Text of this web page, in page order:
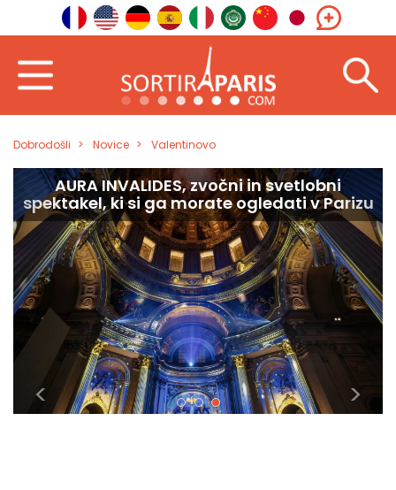
Dobrodošli Novice Valentinovo
Restavracija Djakarta Bali: eksotičen
pobeg v središče Pariza
< >